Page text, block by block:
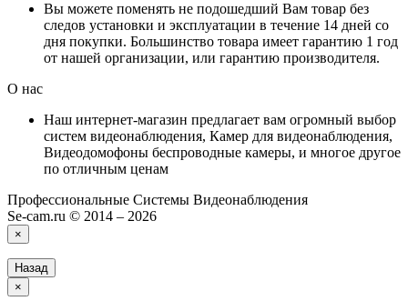
Вы можете поменять не подошедший Вам товар без
следов установки и эксплуатации в течение 14 дней со
дня покупки. Большинство товара имеет гарантию 1 год
от нашей организации, или гарантию производителя.
О нас
Наш интернет-магазин предлагает вам огромный выбор
систем видеонаблюдения, Камер для видеонаблюдения,
Видеодомофоны беспроводные камеры, и многое другое
по отличным ценам
Профессиональные Системы Видеонаблюдения
Se-cam.ru © 2014 – 2026
×
Назад
×